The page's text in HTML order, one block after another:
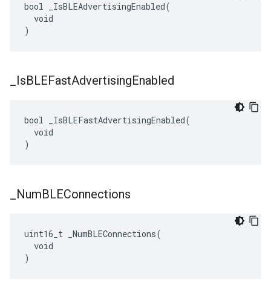
bool _IsBLEAdvertisingEnabled(
  void
)
IsBLEFastAdvertisingEnabled
bool _IsBLEFastAdvertisingEnabled(
  void
)
NumBLEConnections
uint16_t _NumBLEConnections(
  void
)